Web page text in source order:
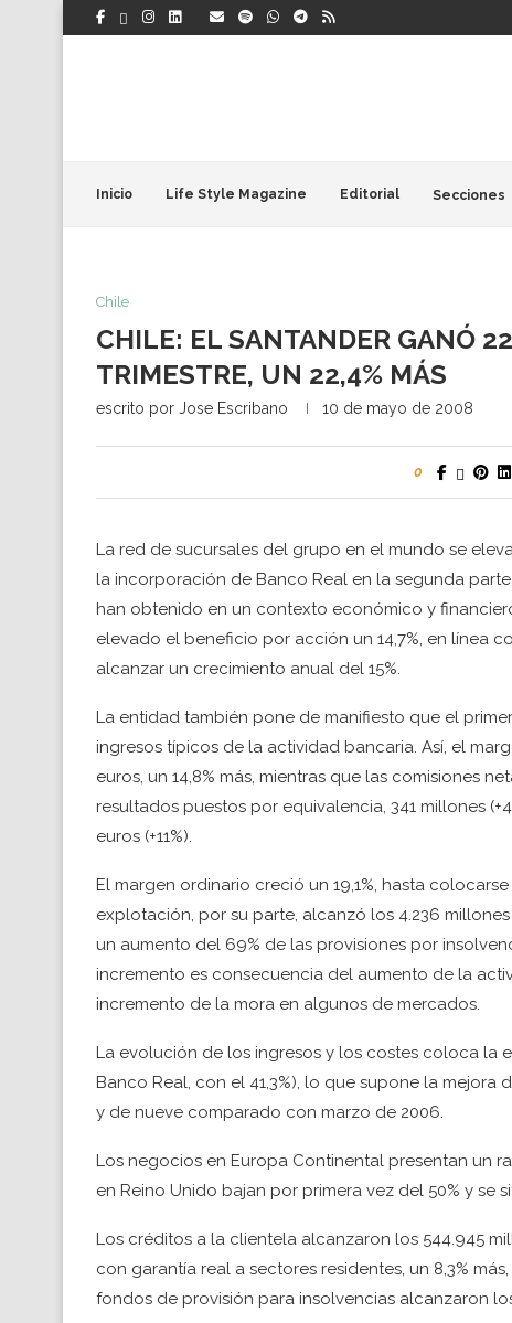
Inicio Life Style Magazine Editorial Secciones
Chile
CHILE: EL SANTANDER GANÓ
TRIMESTRE, UN 22,4% MÁS
escrito por Jose Escribano 10 de mayo de 2008
0
La red de sucursales del grupo en el mundo se
la incorporación de Banco Real en la segunda
han obtenido en un contexto económico y
elevado el beneficio por acción un 14,7%, en línea
alcanzar un crecimiento anual del 15%.
La entidad también pone de manifiesto que el
ingresos típicos de la actividad bancaria. Así, el
euros, un 14,8% más, mientras que las comisiones
resultados puestos por equivalencia, 341 millones
euros (+11%).
El margen ordinario creció un 19,1%, hasta
explotación, por su parte, alcanzó los 4.236
un aumento del 69% de las provisiones por
incremento es consecuencia del aumento de la
incremento de la mora en algunos de mercados.
La evolución de los ingresos y los costes coloca la
Banco Real, con el 41,3%), lo que supone la
y de nueve comparado con marzo de 2006.
Los negocios en Europa Continental presentan un
en Reino Unido bajan por primera vez del 50% y se
Los créditos a la clientela alcanzaron los 544.945
con garantía real a sectores residentes, un 8,3%
fondos de provisión para insolvencias alcanzaron los